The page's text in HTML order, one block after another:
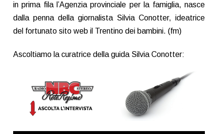
in prima fila l’Agenzia provinciale per la famiglia, nasce
dalla penna della giornalista Silvia Conotter, ideatrice
del fortunato sito web il Trentino dei bambini. (fm)
Ascoltiamo la curatrice della guida Silvia Conotter: